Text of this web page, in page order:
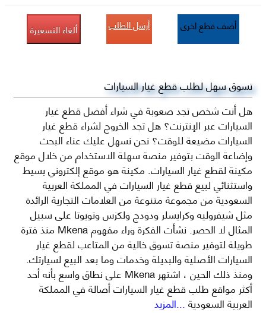
أضف قطع اخرى أرسل الطلب ألغاء التسعيرة
تسوق سهل لطلب قطع غيار السيارات
هل أنت شخص تجد صعوبة في شراء أفضل قطع غيار
السيارات عبر الإنترنت؟ هل تجد الخروج لشراء قطع غيار
السيارات مضيعة للوقت؟ نحن نسهل عليك عناء البحث
وإضاعة الوقت بتوفير منصة سهلة الاستخدام من خلال موقع
مكينة لقطع غيار السيارات. مكينة هو موقع إلكتروني بسيط
واستثنائي لبيع قطع غيار السيارات في المملكة العربية
السعودية من مجموعة متنوعة من العلامات التجارية الرائدة
مثل شيفروليه وكرايسلر ودودج ولكزس وتويوتا على سبيل
المثال لا الحصر. نشأت الفكرة وراء مفهوم Mkena منذ فترة
طويلة لتوفير منصة تسوق خالية من المتاعب لقطع غيار
السيارات الأصلية والبديلة وخدمات وما بعد البيع لسيارتك.
ومنذ ذلك الحين ، اشتهر Mkena على نطاق واسع بأنه أحد
أكثر مواقع طلب قطع غيار السيارات أصالة في المملكة
العربية السعودية...المزيد